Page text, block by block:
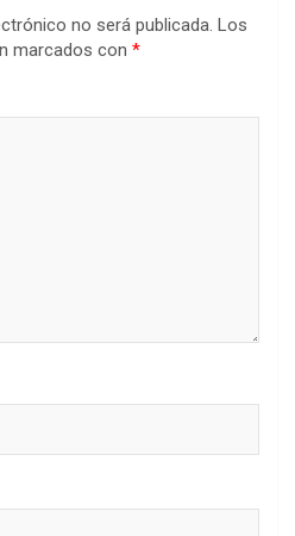
no será publicada. Los
marcados con *